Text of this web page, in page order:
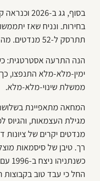
בסוף, גג ב-
בחירות. ונניח שאז
תתרסק ל-52 מנדטים. מה יהיה אז?
הנה התרעה אסטרטגית:
ימין-מלא-מלא התנפצו,
ממשלת שינוי-מלא-מלא.
המחאה מתאפיינת
מגילת העצמאות,
מנדטים יקרים של ציונות
רך. טיבן של סיסמאות
החל כי עבד טוב בקבוצות